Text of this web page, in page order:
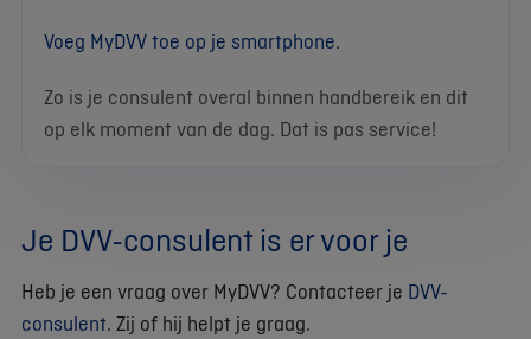
Voeg MyDVV toe op je smartphone.
Zo is je consulent overal binnen handbereik en dit
op elk moment van de dag. Dat is pas service!
Je DVV-consulent is er voor je
Heb je een vraag over MyDVV? Contacteer je DVV-
consulent. Zij of hij helpt je graag.